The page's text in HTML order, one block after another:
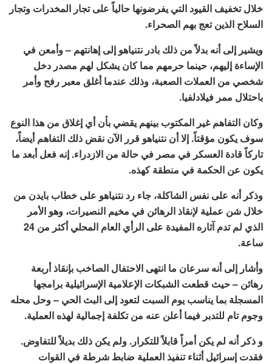
خلال تخفيف القيود التي يفرضونها حالياً على تجار المخدرات وتجار
السلاح الذين تعج بهم الصحراء.
ويشير إلى أنه بدلاً من ذلك بادر نتنياهو إلى إهانتهم – وأمعن في
الإساءة إليهم، حينما حرمهم مما كان يشكل لهم مصدر دخل
شخصي من العملات الصعبة، وذلك عندما أغلق معبر رفح وأمر
باحتلال ممر فيلادلفيا.
وكان التفاهم غير المكتوب بينهم يقضي بأن أي إغلاق من هذا النوع
سوف يكون مؤقتاً. إلا أن نتنياهو قرر الآن نقض ذلك التفاهم أيضاً،
تاركاً قادة العسكر في مصر في حالة من الازدراء. إنه فعل أبعد ما
يكون عن الحكمة في منطقة كهذه.
وذكر أنه على نفس الشاكلة، جاء رد نتنياهو على خطاب بايدن من
خلال شن عملية لإنقاذ الرهائن في مخيم النصيرات، وهو الأمر
الذي لم تدم آثاره المفيدة على الرأي العام المحلي أكثر من 24
ساعة.
وأشار إلى أنه سرعان ما انتهى الاحتفال الصاخب بإنقاذ أربعة
رهائن – حيث قطعت الشبكات الإعلامية الإسرائيلية برامجها
المسجلة بما يناسب يوم السبت لتعود إلى البث الحي – وحل محله
وجوم تام للتدبر فيما أعلن عنه من تكلفة إجمالية لهذه العملية.
و ذكر أنه لم يكن أمراً قابلاً للتكرار. ولم يكن ذلك بديلاً للتفاوض.
فقدت إسرائيل أثناء تنفيذ العملية ضابط شرطة في القوات